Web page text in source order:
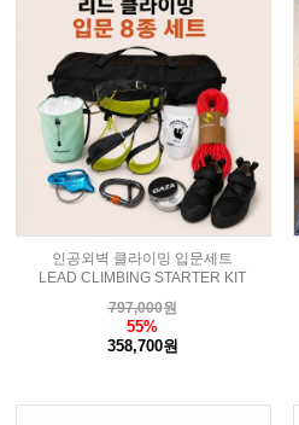
인공외벽 클라이밍 입문세트
LEAD CLIMBING STARTER KIT
797,000원
55%
358,700원